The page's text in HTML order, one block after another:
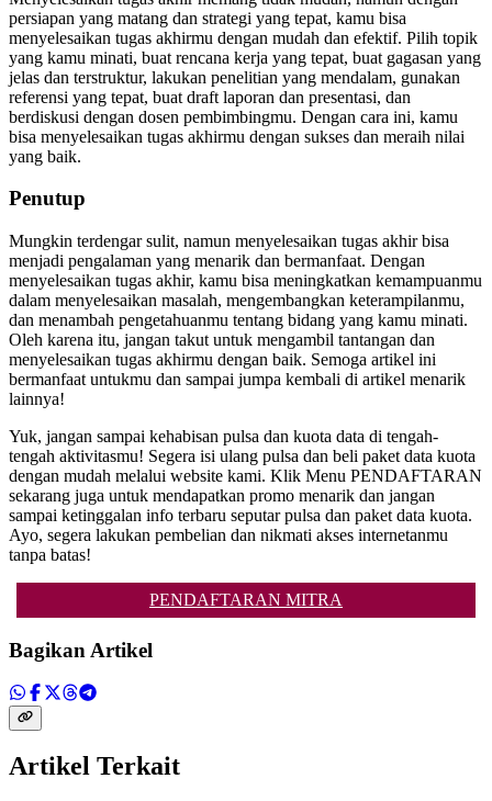
persiapan yang matang dan strategi yang tepat, kamu bisa
menyelesaikan tugas akhirmu dengan mudah dan efektif. Pilih topik
yang kamu minati, buat rencana kerja yang tepat, buat gagasan yang
jelas dan terstruktur, lakukan penelitian yang mendalam, gunakan
referensi yang tepat, buat draft laporan dan presentasi, dan
berdiskusi dengan dosen pembimbingmu. Dengan cara ini, kamu
bisa menyelesaikan tugas akhirmu dengan sukses dan meraih nilai
yang baik.
Penutup
Mungkin terdengar sulit, namun menyelesaikan tugas akhir bisa
menjadi pengalaman yang menarik dan bermanfaat. Dengan
menyelesaikan tugas akhir, kamu bisa meningkatkan kemampuanmu
dalam menyelesaikan masalah, mengembangkan keterampilanmu,
dan menambah pengetahuanmu tentang bidang yang kamu minati.
Oleh karena itu, jangan takut untuk mengambil tantangan dan
menyelesaikan tugas akhirmu dengan baik. Semoga artikel ini
bermanfaat untukmu dan sampai jumpa kembali di artikel menarik
lainnya!
Yuk, jangan sampai kehabisan pulsa dan kuota data di tengah-
tengah aktivitasmu! Segera isi ulang pulsa dan beli paket data kuota
dengan mudah melalui website kami. Klik Menu PENDAFTARAN
sekarang juga untuk mendapatkan promo menarik dan jangan
sampai ketinggalan info terbaru seputar pulsa dan paket data kuota.
Ayo, segera lakukan pembelian dan nikmati akses internetanmu
tanpa batas!
PENDAFTARAN MITRA
Bagikan Artikel
Artikel Terkait